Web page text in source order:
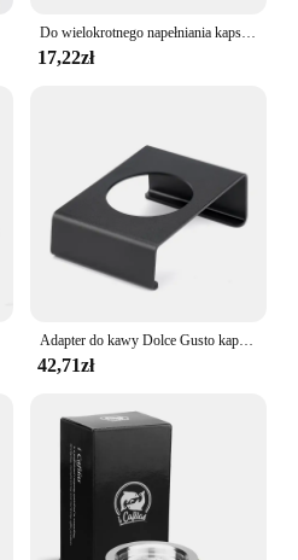
Do wielokrotnego napełniania kapsułka Dolce Gusto rękaw silikonowy ze stali nierdzewnej metalowy ekspres do kawy Dolci Gusto miarka do kawy Tamper i Cafilas
17,22zł
Adapter do kawy Dolce Gusto kapsułka wielokrotnego użytku kompatybilny z akcesoriami do kawy Genio S / Piccolo XS ekspres do kawy Espresso
42,71zł